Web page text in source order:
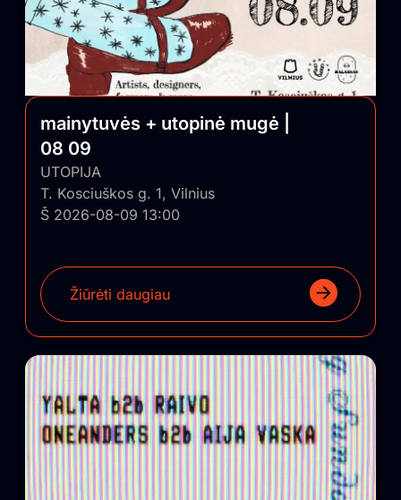
mainytuvės + utopinė mugė |
08 09
UTOPIJA
T. Kosciuškos g. 1, Vilnius
Š 2026-08-09 13:00
Žiūrėti daugiau